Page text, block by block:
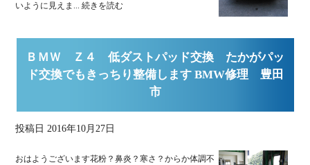
いように見えま...続きを読む
ＢＭＷ Ｚ４ 低ダストパッド交換 たかがパッ
ド交換でもきっちり整備します BMW修理 豊田
市
投稿日 2016年10月27日
おはようございます花粉？鼻炎？寒さ？からか体調不